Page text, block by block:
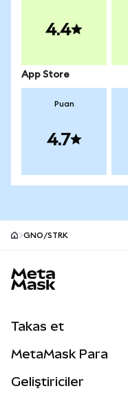
4.4
App Store
Puan
4.7
GNO/STRK
Takas et
Perps
MetaMask Para
Geliştiriciler